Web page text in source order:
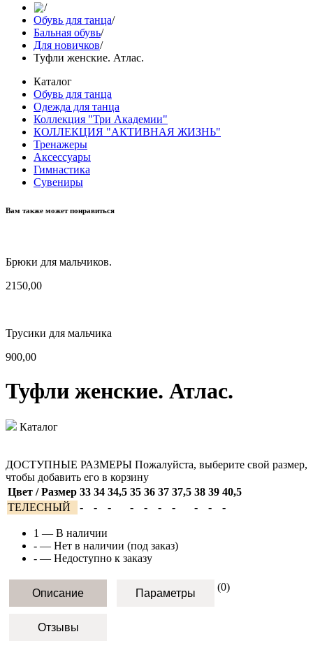
/
Обувь для танца/
Бальная обувь/
Для новичков/
Туфли женские. Атлас.
Каталог
Обувь для танца
Одежда для танца
Коллекция "Три Академии"
КОЛЛЕКЦИЯ "АКТИВНАЯ ЖИЗНЬ"
Тренажеры
Аксессуары
Гимнастика
Сувениры
Вам также может понравиться
Брюки для мальчиков.
2150,00
Трусики для мальчика
900,00
Туфли женские. Атлас.
Каталог
ДОСТУПНЫЕ РАЗМЕРЫ Пожалуйста, выберите свой размер,
чтобы добавить его в корзину
Цвет / Размер 33 34 34,5 35 36 37 37,5 38 39 40,5
ТЕЛЕСНЫЙ
- - - - - - - - - -
1 — В наличии
- — Нет в наличии (под заказ)
- — Недоступно к заказу
(0)
Описание Параметры
Отзывы